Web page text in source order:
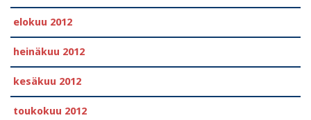
elokuu 2012
heinäkuu 2012
kesäkuu 2012
toukokuu 2012